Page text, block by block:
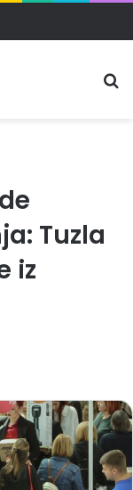
Tuzla
iz